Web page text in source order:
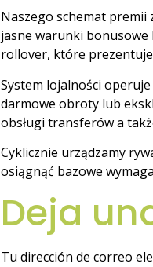
Naszego schemat premii
jasne warunki bonusowe
rollover, które
System lojalności
darmowe obroty lub
obsługi transferów a
Cyklicznie urządzamy
osiągnąć bazowe
Deja
Tu dirección de correo